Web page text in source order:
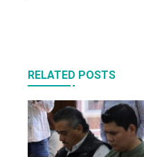
RELATED POSTS